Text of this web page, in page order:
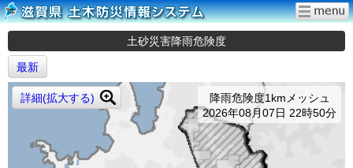
土砂災害降雨危険度
最新
詳細(拡大する)
降雨危険度1kmメッシュ
2026年08月07日 22時50分